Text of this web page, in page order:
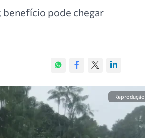
benefício pode chegar
Reprodução